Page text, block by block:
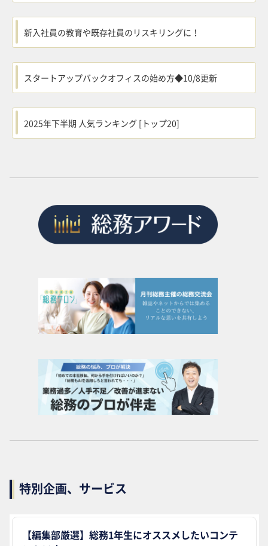
新入社員の教育や既存社員のリスキリングに！
スタートアップバックオフィスの始め方◆10/8更新
2025年下半期 人気ランキング [トップ20]
特別企画、サービス
【編集部厳選】総務1年生にオススメしたいコンテ